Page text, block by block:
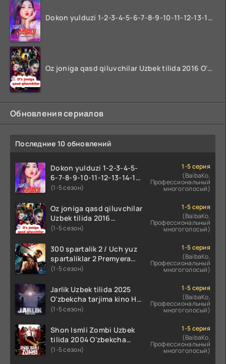
Dokon yulduzi 1-2-3-4-5-6-7-8-9-10-11-12-13-14-15-16-17 Qism Uzbek tilida koreya seryali barcha qismlari o'zbek tilida
Oz joniga qasd qiluvchilar Uzbek tilida 2016 O'zbekcha tarjima kino 720p HD skachat
Обновления сериалов
Последние 10 обновлений
Dokon yulduzi 1-2-3-4-5-
6-7-8-9-10-11-12-13-14-15-
16-17 Qism Uzbek tilida
qismlari o'zbek tilida
(1-5 сезон)
1-5 серия
(BaibaKo,
Профессиональный
многоголосый)
Oz joniga qasd qiluvchilar
Uzbek tilida 2016
O'zbekcha tarjima kino
(1-5 сезон)
1-5 серия
(BaibaKo,
Профессиональный
многоголосый)
300 spartalik 2 / Uch yuz
spartaliklar 2 Premyera
Uzbek tilida 2013
skachat
(1-5 сезон)
1-5 серия
(BaibaKo,
Профессиональный
многоголосый)
Jarlik Uzbek tilida 2025
O'zbekcha tarjima kino HD
skachat
(1-5 сезон)
1-5 серия
(BaibaKo,
Профессиональный
многоголосый)
Shon Ismli Zombi Uzbek
tilida 2004 O'zbekcha
tarjima kino HD skachat
(1-5 сезон)
1-5 серия
(BaibaKo,
Профессиональный
многоголосый)
67 QISM
68 QISM
69 QISM
70 QISM
71 QISM
72 QISM
74 QISM
76 QISM
78 QISM
79 QISM